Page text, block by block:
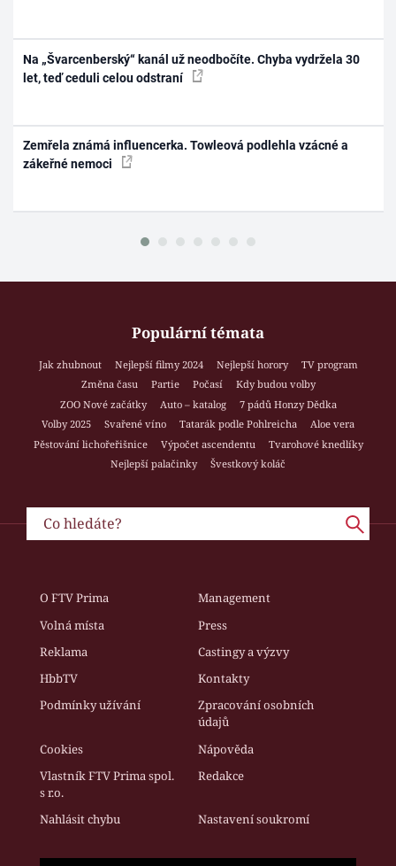
Na „Švarcenberský“ kanál už neodbočíte. Chyba vydržela 30
let, teď ceduli celou odstraní
Zemřela známá influencerka. Towleová podlehla vzácné a
zákeřné nemoci
Populární témata
Jak zhubnout Nejlepší filmy 2024 Nejlepší horory
TV program
Změna času
Partie Počasí
Kdy budou volby
ZOO Nové začátky
Auto – katalog
7 pádů Honzy Dědka
Volby 2025
Svařené víno Tatarák podle Pohlreicha
Aloe vera
Pěstování lichořeřišnice
Výpočet ascendentu
Tvarohové knedlíky
Nejlepší palačinky
Švestkový koláč
O FTV Prima
Management
Volná místa
Press
Reklama
Castingy a výzvy
HbbTV
Kontakty
Podmínky užívání
Zpracování osobních
údajů
Cookies
Nápověda
Vlastník FTV Prima spol.
s r.o.
Redakce
Nahlásit chybu Nastavení soukromí